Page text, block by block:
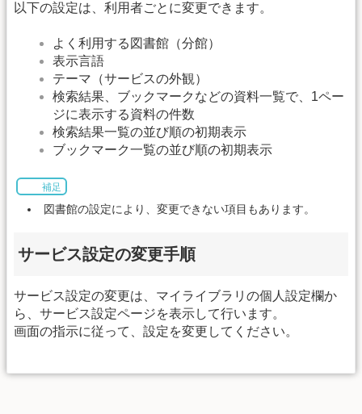
以下の設定は、利用者ごとに変更できます。
よく利用する図書館（分館）
表示言語
テーマ（サービスの外観）
検索結果、ブックマークなどの資料一覧で、1ペー
ジに表示する資料の件数
検索結果一覧の並び順の初期表示
ブックマーク一覧の並び順の初期表示
補足
図書館の設定により、変更できない項目もあります。
サービス設定の変更手順
サービス設定の変更は、マイライブラリの個人設定欄か
ら、サービス設定ページを表示して行います。
画面の指示に従って、設定を変更してください。